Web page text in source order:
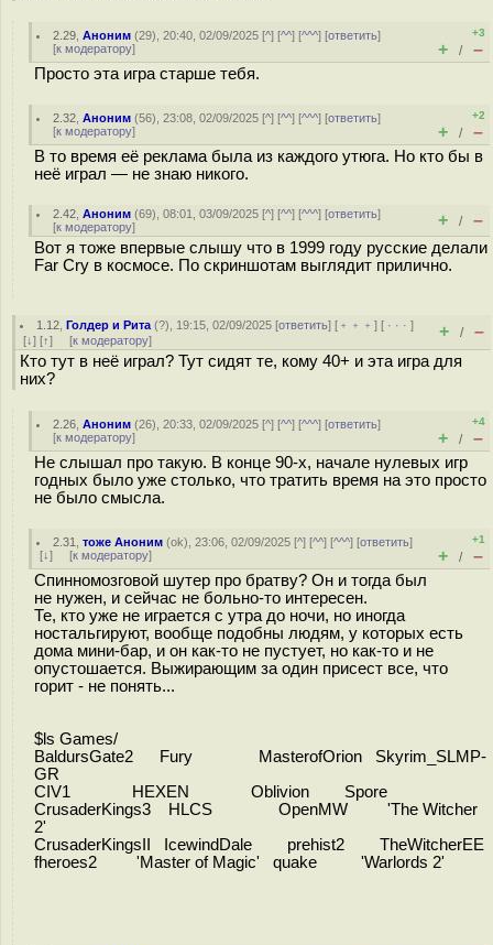
2.29 ,Аноним (29), 20:40, 02/09/2025 [^] [^^] [^^^] [ответить]
[к модератору]
+3
+ / –
Просто эта игра старше тебя.
2.32 ,Аноним (56), 23:08, 02/09/2025 [^] [^^] [^^^] [ответить]
[к модератору]
+2
+ / –
В то время её реклама была из каждого утюга. Но кто бы в
неё играл — не знаю никого.
2.42 ,Аноним (69), 08:01, 03/09/2025 [^] [^^] [^^^] [ответить]
[к модератору] + / –
Вот я тоже впервые слышу что в 1999 году русские делали
Far Cry в космосе. По скриншотам выглядит прилично.
1.12 ,Голдер и Рита (?), 19:15, 02/09/2025 [ответить] [ ﹢﹢﹢] [ · · ·]
[↓] [↑] [к модератору] + / –
Кто тут в неё играл? Тут сидят те, кому 40+ и эта игра для
них?
2.26 ,Аноним (26), 20:33, 02/09/2025 [^] [^^] [^^^] [ответить]
[к модератору]
+4
+ / –
Не слышал про такую. В конце 90-х, начале нулевых игр
годных было уже столько, что тратить время на это просто
не было смысла.
2.31 ,тоже Аноним (ok), 23:06, 02/09/2025 [^] [^^] [^^^] [ответить]
[↓] [к модератору]
+1
+ / –
Спинномозговой шутер про братву? Он и тогда был
не нужен, и сейчас не больно-то интересен.
Те, кто уже не играется с утра до ночи, но иногда
ностальгируют, вообще подобны людям, у которых есть
дома мини-бар, и он как-то не пустует, но как-то и не
опустошается. Выжирающим за один присест все, что
горит - не понять...
$ls Games/
BaldursGate2 Fury MasterofOrion Skyrim_SLMP-
GR
CIV1 HEXEN Oblivion Spore
CrusaderKings3 HLCS OpenMW 'The Witcher
2'
CrusaderKingsII IcewindDale prehist2 TheWitcherEE
fheroes2 'Master of Magic' quake 'Warlords 2'